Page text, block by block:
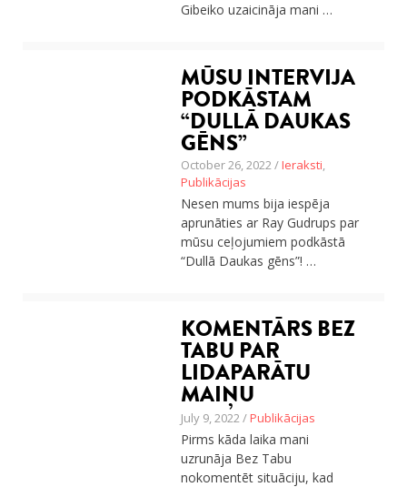
Gibeiko uzaicināja mani …
‎MŪSU INTERVIJA
PODKĀSTAM
“DULLĀ DAUKAS
GĒNS”
October 26, 2022 /Ieraksti,
Publikācijas
Nesen mums bija iespēja
aprunāties ar Ray Gudrups par
mūsu ceļojumiem podkāstā
“Dullā Daukas gēns”! …
KOMENTĀRS BEZ
TABU PAR
LIDAPARĀTU
MAIŅU
July 9, 2022 /Publikācijas
Pirms kāda laika mani
uzrunāja Bez Tabu
nokomentēt situāciju, kad